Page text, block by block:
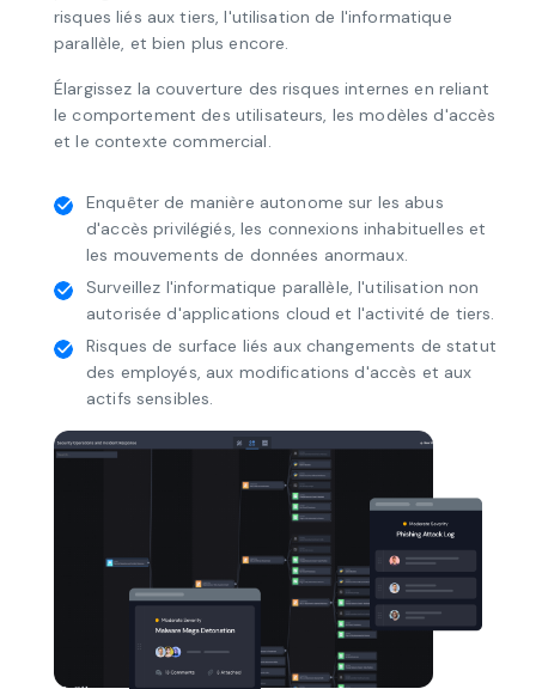
engendrés par les employés disposant d'accès
privilégiés, les menaces internes malveillantes, les
parallèle, et bien plus encore.
Élargissez la couverture des risques internes en reliant
Enquêter de manière autonome sur les abus
d'accès privilégiés, les connexions inhabituelles et
les mouvements de données anormaux.
Surveillez l'informatique parallèle, l'utilisation non
autorisée d'applications cloud et l'activité de tiers.
Risques de surface liés aux changements de statut
actifs sensibles.